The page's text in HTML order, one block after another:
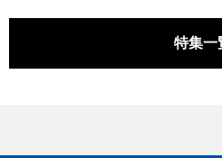
特集一